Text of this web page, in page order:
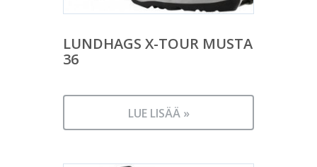
LUNDHAGS X-TOUR MUSTA
36
LUE LISÄÄ »